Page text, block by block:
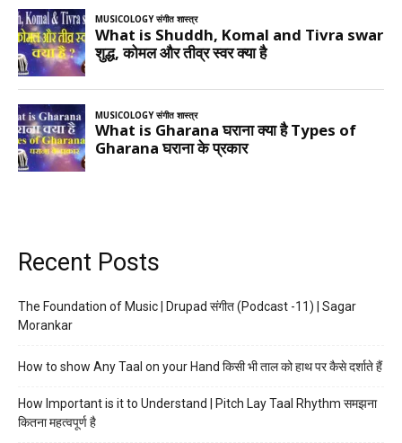
Recent Posts
The Foundation of Music | Drupad संगीत (Podcast -11) | Sagar
Morankar
How to show Any Taal on your Hand किसी भी ताल को हाथ पर कैसे दर्शाते हैं
How Important is it to Understand | Pitch Lay Taal Rhythm समझना
कितना महत्वपूर्ण है